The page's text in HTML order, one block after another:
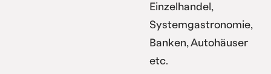
Einzelhandel,
Systemgastronomie,
Banken, Autohäuser
etc.